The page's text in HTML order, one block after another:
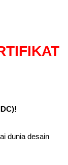
dunia desain